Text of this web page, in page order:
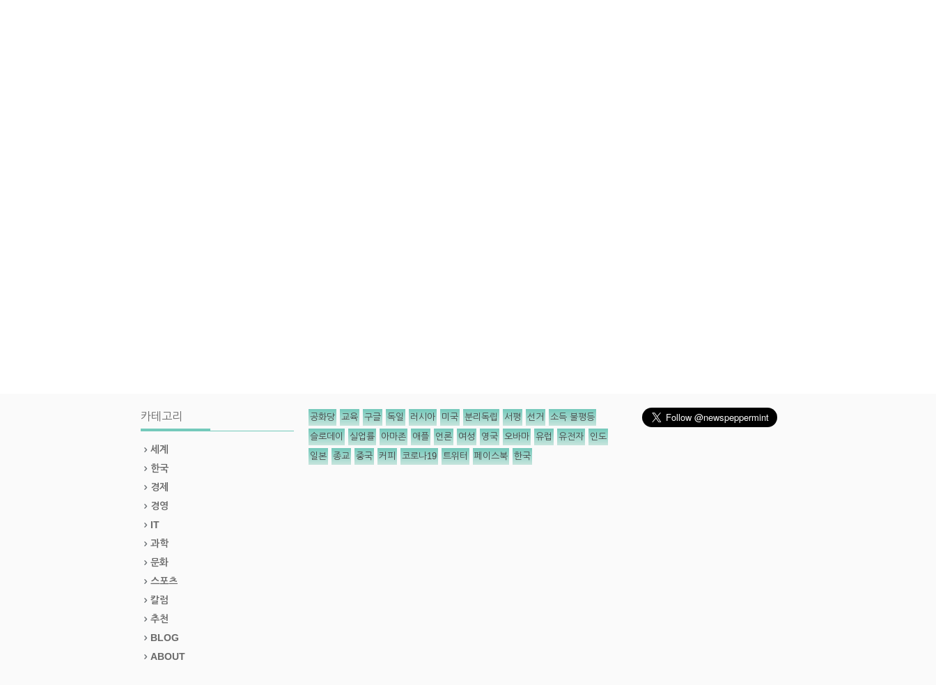
카테고리
세계
한국
경제
경영
IT
과학
문화
스포츠
칼럼
추천
BLOG
ABOUT
공화당 교육 구글 독일 러시아 미국 분리독립 서평 선거 소득 불평등
슬로데이 실업률 아마존 애플 언론 여성 영국 오바마 유럽 유전자 인도
일본 종교 중국 커피 코로나19 트위터 페이스북 한국